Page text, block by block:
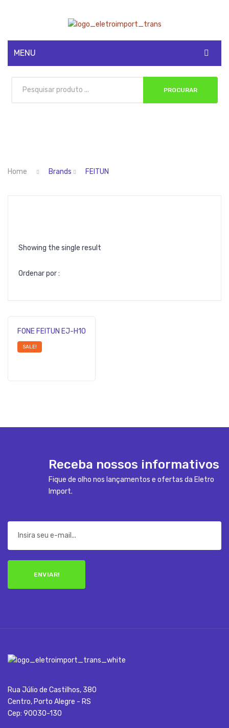
MENU
PROCURAR
Home Brands FEITUN
Showing the single result
Ordenar por :
FONE FEITUN EJ-H10
SALE!
Receba nossos informativos
Fique de olho nos lançamentos e ofertas da Eletro
Import.
ENVIAR!
Rua Júlio de Castilhos, 380
Centro, Porto Alegre - RS
Cep: 90030-130